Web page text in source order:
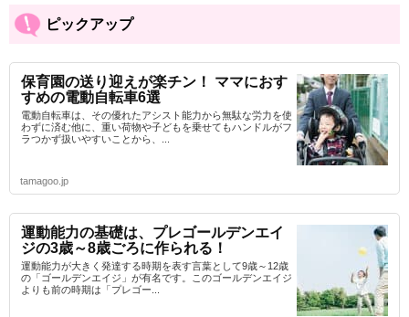
ピックアップ
保育園の送り迎えが楽チン！ ママにおす
すめの電動自転車6選
電動自転車は、その優れたアシスト能力から無駄な労力を使
わずに済む他に、重い荷物や子どもを乗せてもハンドルがフ
ラつかず扱いやすいことから、...
tamagoo.jp
運動能力の基礎は、プレゴールデンエイ
ジの3歳～8歳ごろに作られる！
運動能力が大きく発達する時期を表す言葉として9歳～12歳
の「ゴールデンエイジ」が有名です。このゴールデンエイジ
よりも前の時期は「プレゴー...